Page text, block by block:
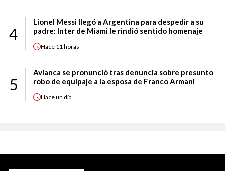
4
Lionel Messi llegó a Argentina para despedir a su
padre: Inter de Miami le rindió sentido homenaje
Hace 11 horas
5
Avianca se pronunció tras denuncia sobre presunto
robo de equipaje a la esposa de Franco Armani
Haceun día